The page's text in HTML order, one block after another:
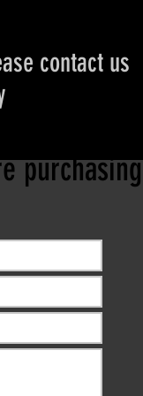
contact us
purchasing